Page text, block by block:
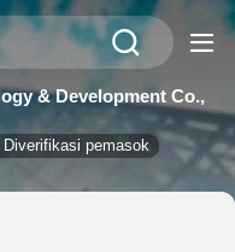
& Development Co.,
Diverifikasi pemasok